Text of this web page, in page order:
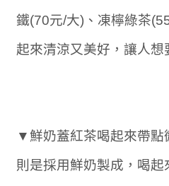
鐵(70元/大)、凍檸綠茶
起來清涼又美好，讓人想
▼鮮奶蓋紅茶喝起來帶點
則是採用鮮奶製成，喝起